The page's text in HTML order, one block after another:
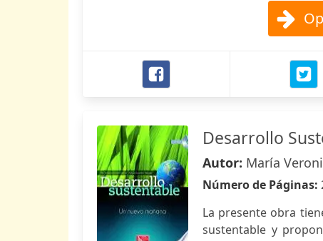
Desarrollo
Autor: María
Número de Páginas:
La presente obra
sustentable y